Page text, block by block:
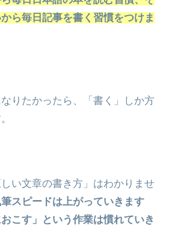
ら毎日記事を書く習慣をつけま
りたかったら、「書く」しか方
い文章の書き方」はわかりませ
スピードは上がっていきます
こす」という作業は慣れていき